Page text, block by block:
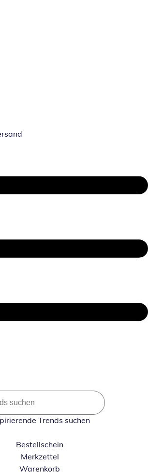
Trends suchen
Bestellschein
Merkzettel
Warenkorb